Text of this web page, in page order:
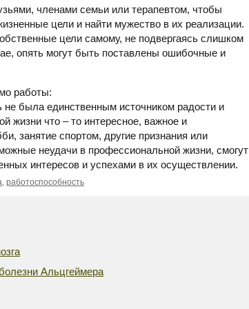
членами семьи или терапевтом, чтобы
цели и найти мужество в их реализации.
цели самому, не подвергаясь слишком
опять могут быть поставлены ошибочные и
работы:
была единственным источником радости и
жизни что – то интересное, важное и
занятие спортом, другие признания или
неудачи в профессиональной жизни, смогут
интересов и успехами в их осуществлении.
, работоспособность
Альцгеймера